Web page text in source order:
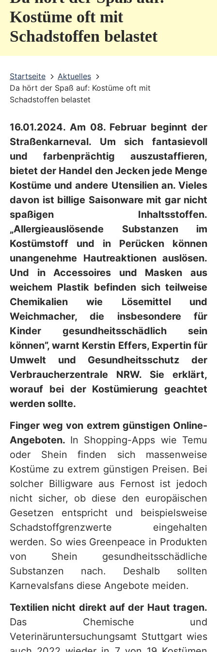
Kostüme oft mit
Schadstoffen belastet
Startseite
Aktuelles
Da hört der Spaß auf: Kostüme oft mit
Schadstoffen belastet
16.01.2024. Am 08. Februar beginnt der
Straßenkarneval. Um sich fantasievoll
und farbenprächtig auszustaffieren,
bietet der Handel den Jecken jede Menge
Kostüme und andere Utensilien an. Vieles
davon ist billige Saisonware mit gar nicht
spaßigen Inhaltsstoffen.
„Allergieauslösende Substanzen im
Kostümstoff und in Perücken können
unangenehme Hautreaktionen auslösen.
Und in Accessoires und Masken aus
weichem Plastik befinden sich teilweise
Chemikalien wie Lösemittel und
Weichmacher, die insbesondere für
Kinder gesundheitsschädlich sein
können”, warnt Kerstin Effers, Expertin für
Umwelt und Gesundheitsschutz der
Verbraucherzentrale NRW. Sie erklärt,
worauf bei der Kostümierung geachtet
werden sollte.
Finger weg von extrem günstigen Online-
Angeboten. In Shopping-Apps wie Temu
oder Shein finden sich massenweise
Kostüme zu extrem günstigen Preisen. Bei
solcher Billigware aus Fernost ist jedoch
nicht sicher, ob diese den europäischen
Gesetzen entspricht und beispielsweise
Schadstoffgrenzwerte eingehalten
werden. So wies Greenpeace in Produkten
von Shein gesundheitsschädliche
Substanzen nach. Deshalb sollten
Karnevalsfans diese Angebote meiden.
Textilien nicht direkt auf der Haut tragen.
Das Chemische und
Veterinäruntersuchungsamt Stuttgart wies